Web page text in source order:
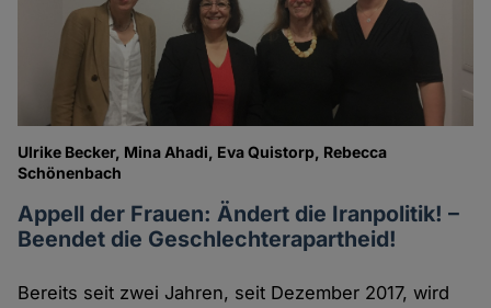
Ulrike Becker, Mina Ahadi, Eva Quistorp, Rebecca
Schönenbach
Appell der Frauen: Ändert die Iranpolitik! –
Beendet die Geschlechterapartheid!
Bereits seit zwei Jahren, seit Dezember 2017, wird